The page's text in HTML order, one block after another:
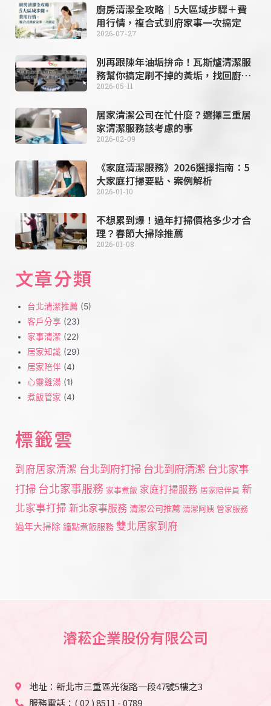
廚房清潔全攻略｜5大區域步驟＋費
用行情，複合式到府家事一次搞定
2026-07-27
別再跟陳年油垢拚命！瓦斯爐清潔服
務幫你搞定刷不掉的黃垢，找回廚房
亮點
2026-05-11
居家清潔公司在忙什麼？選擇三重居
家清潔服務該考慮的事
2026-02-09
《家庭清潔服務》2026選擇指南：5
大家庭打掃要點、案例解析
2026-01-10
不想累到爆！過年打掃價格多少才合
理？春節大掃除推薦
2026-01-08
文章分類
台北清潔推薦 (5)
客戶分享 (23)
家事清潔 (22)
居家知識 (29)
居家陪伴 (4)
心靈雞湯 (1)
煮飯管家 (4)
標籤雲
到府居家清潔 台北到府打掃 台北到府清潔 台北家事
打掃 台北家事服務 家事煮飯 家庭打掃服務 居家陪伴員 新
北家事打掃 新北家事服務 清潔公司推薦 清潔阿姨 管家服務
過年大掃除 鐘點煮飯服務 雙北居家到府
濬菘企業股份有限公司
地址：新北市三重區光復路一段47號5樓之3
服務電話：( 02 ) 8511 - 0789